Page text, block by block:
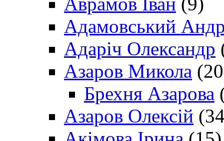
Адамовський
Адаріч Олександр
Азаров Микола
Брехня Азарова
Азаров Олексій